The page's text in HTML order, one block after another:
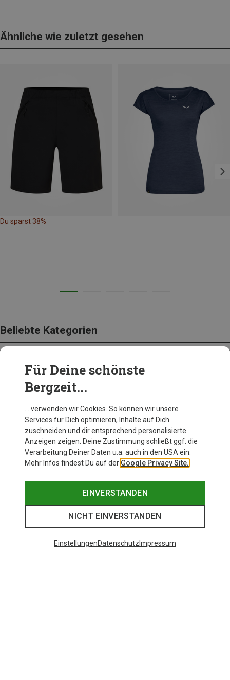
Ähnliche wie zuletzt gesehen
Du sparst 38%
Beliebte Kategorien
BEKLEIDUNG
Für Deine schönste
Bergzeit...
… verwenden wir Cookies. So können wir unsere
Services für Dich optimieren, Inhalte auf Dich
zuschneiden und dir entsprechend personalisierte
Anzeigen zeigen. Deine Zustimmung schließt ggf. die
Verarbeitung Deiner Daten u.a. auch in den USA ein.
Mehr Infos findest Du auf der Google Privacy Site.
EINVERSTANDEN
NICHT EINVERSTANDEN
EinstellungenDatenschutz Impressum